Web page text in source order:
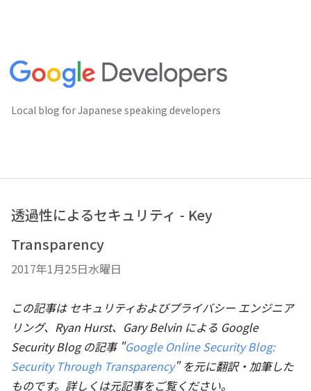
Local blog for Japanese speaking developers
透過性によるセキュリティ - Key
Transparency
2017年1月25日水曜日
この記事は セキュリティおよびプライバシー エンジニア
リング、Ryan Hurst、Gary Belvin による Google
Security Blog の記事 "Google Online Security Blog:
Security Through Transparency" を元に翻訳・加筆した
ものです。詳しくは元記事をご覧ください。